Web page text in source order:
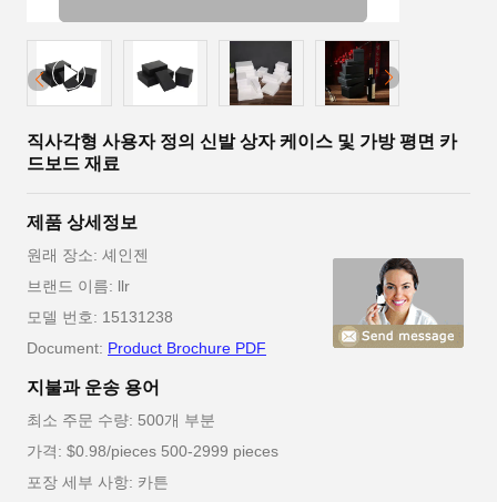
직사각형 사용자 정의 신발 상자 케이스 및 가방 평면 카
드보드 재료
제품 상세정보
원래 장소: 셰인젠
브랜드 이름: llr
모델 번호: 15131238
Document: Product Brochure PDF
지불과 운송 용어
최소 주문 수량: 500개 부분
가격: $0.98/pieces 500-2999 pieces
포장 세부 사항: 카튼